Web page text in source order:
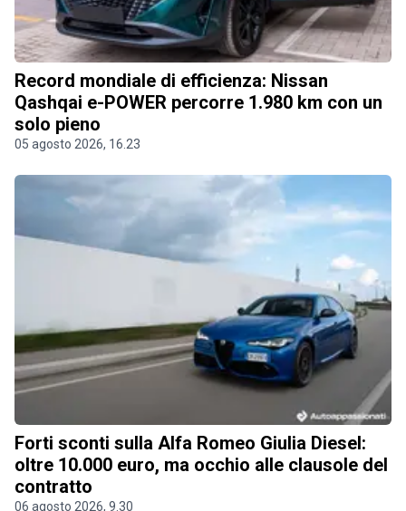
Record mondiale di efficienza: Nissan
Qashqai e-POWER percorre 1.980 km con un
solo pieno
05 agosto 2026, 16.23
Forti sconti sulla Alfa Romeo Giulia Diesel:
oltre 10.000 euro, ma occhio alle clausole del
contratto
06 agosto 2026, 9.30